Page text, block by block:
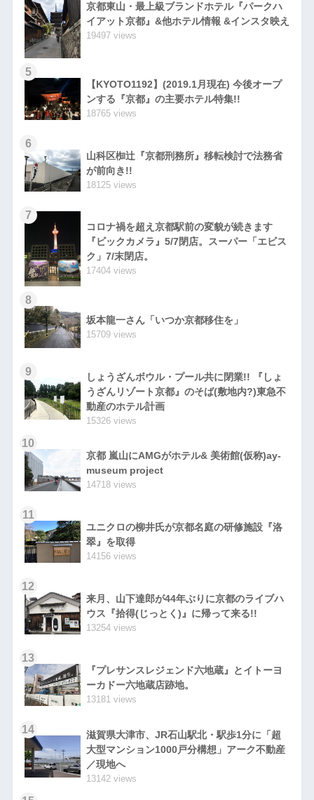
京都東山・最上級ブランドホテル『パークハ
イアット京都』&他ホテル情報 &インスタ映え
19497 views
5
【KYOTO1192】(2019.1月現在) 今後オープ
ンする『京都』の主要ホテル特集!!
18765 views
6
山科区椥辻『京都刑務所』移転検討で法務省
が前向き!!
18125 views
7
コロナ禍を超え京都駅前の変貌が続きます
『ビックカメラ』5/7閉店。スーパー「エビス
ク」7/末閉店。
17404 views
8
坂本龍一さん「いつか京都移住を」
15709 views
9
しょうざんボウル・プール共に閉業!! 『しょ
うざんリゾート京都』のそば(敷地内?)東急不
動産のホテル計画
15326 views
10
京都 嵐山にAMGがホテル& 美術館(仮称)ay-
museum project
14718 views
11
ユニクロの柳井氏が京都名庭の研修施設『洛
翠』を取得
14156 views
12
来月、山下達郎が44年ぶりに京都のライブハ
ウス『拾得(じっとく)』に帰って来る!!
13254 views
13
『プレサンスレジェンド六地蔵』とイトーヨ
ーカドー六地蔵店跡地。
13181 views
14
滋賀県大津市、JR石山駅北・駅歩1分に「超
大型マンション1000戸分構想」アーク不動産
／現地へ
13142 views